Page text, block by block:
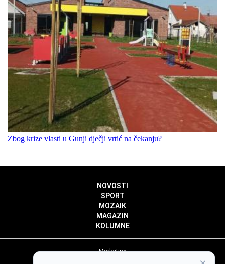
Zbog krize vlasti u Gunji dječji vrtić na čekanju?
NOVOSTI
SPORT
MOZAIK
MAGAZIN
KOLUMNE
Marketing